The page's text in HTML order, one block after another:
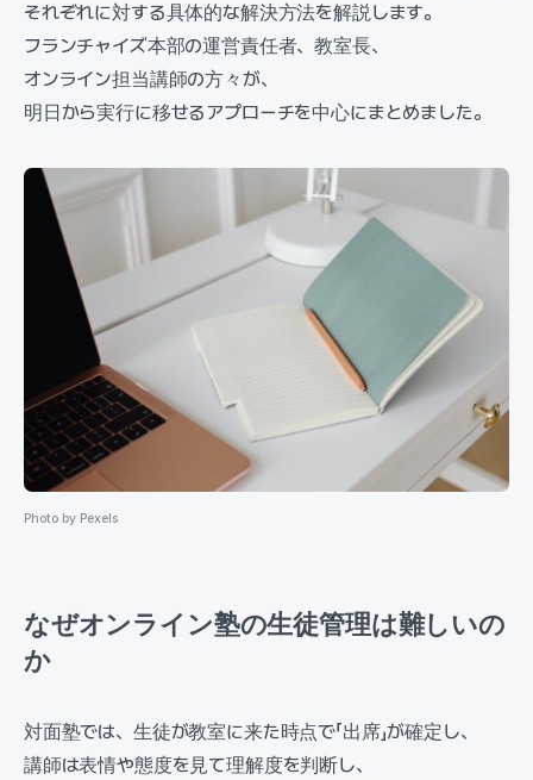
それぞれに対する具体的な解決方法を解説します。
フランチャイズ本部の運営責任者、教室長、
オンライン担当講師の方々が、
明日から実行に移せるアプローチを中心にまとめました。
Photo by Pexels
なぜオンライン塾の生徒管理は難しいの
か
対面塾では、生徒が教室に来た時点で「出席」が確定し、
講師は表情や態度を見て理解度を判断し、